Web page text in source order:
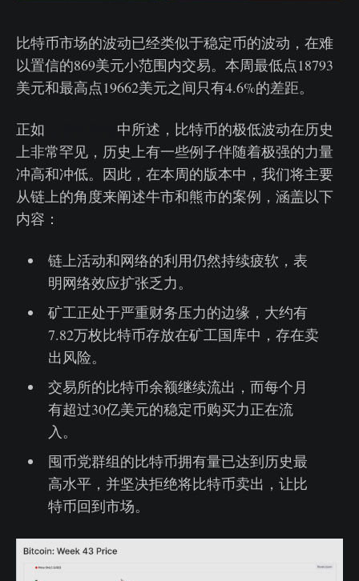
比特币市场的波动已经类似于稳定币的波动，在难
以置信的869美元小范围内交易。本周最低点18793
美元和最高点19662美元之间只有4.6%的差距。
正如
中所述，比特币的极低波动在历史
上非常罕见，历史上有一些例子伴随着极强的力量
冲高和冲低。因此，在本周的版本中，我们将主要
从链上的角度来阐述牛市和熊市的案例，涵盖以下
内容：
链上活动和网络的利用仍然持续疲软，表
明网络效应扩张乏力。
矿工正处于严重财务压力的边缘，大约有
7.82万枚比特币存放在矿工国库中，存在卖
出风险。
交易所的比特币余额继续流出，而每个月
有超过30亿美元的稳定币购买力正在流
入。
囤币党群组的比特币拥有量已达到历史最
高水平，并坚决拒绝将比特币卖出，让比
特币回到市场。